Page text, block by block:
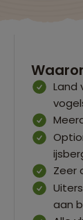
Land
Zeer
aan